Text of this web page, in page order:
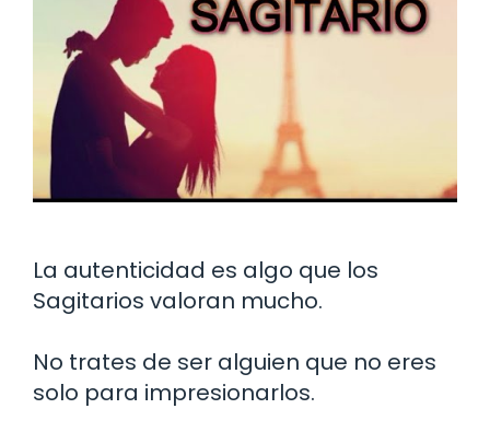
La autenticidad es algo que los
Sagitarios valoran mucho.
No trates de ser alguien que no eres
solo para impresionarlos.